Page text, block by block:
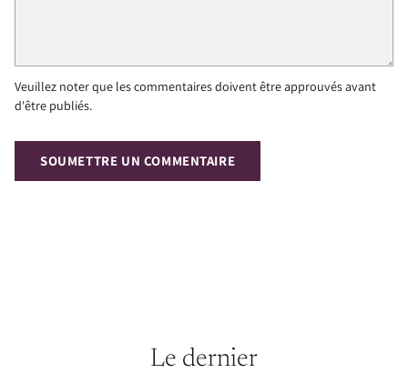
Veuillez noter que les commentaires doivent être approuvés avant
d'être publiés.
SOUMETTRE UN COMMENTAIRE
Le dernier